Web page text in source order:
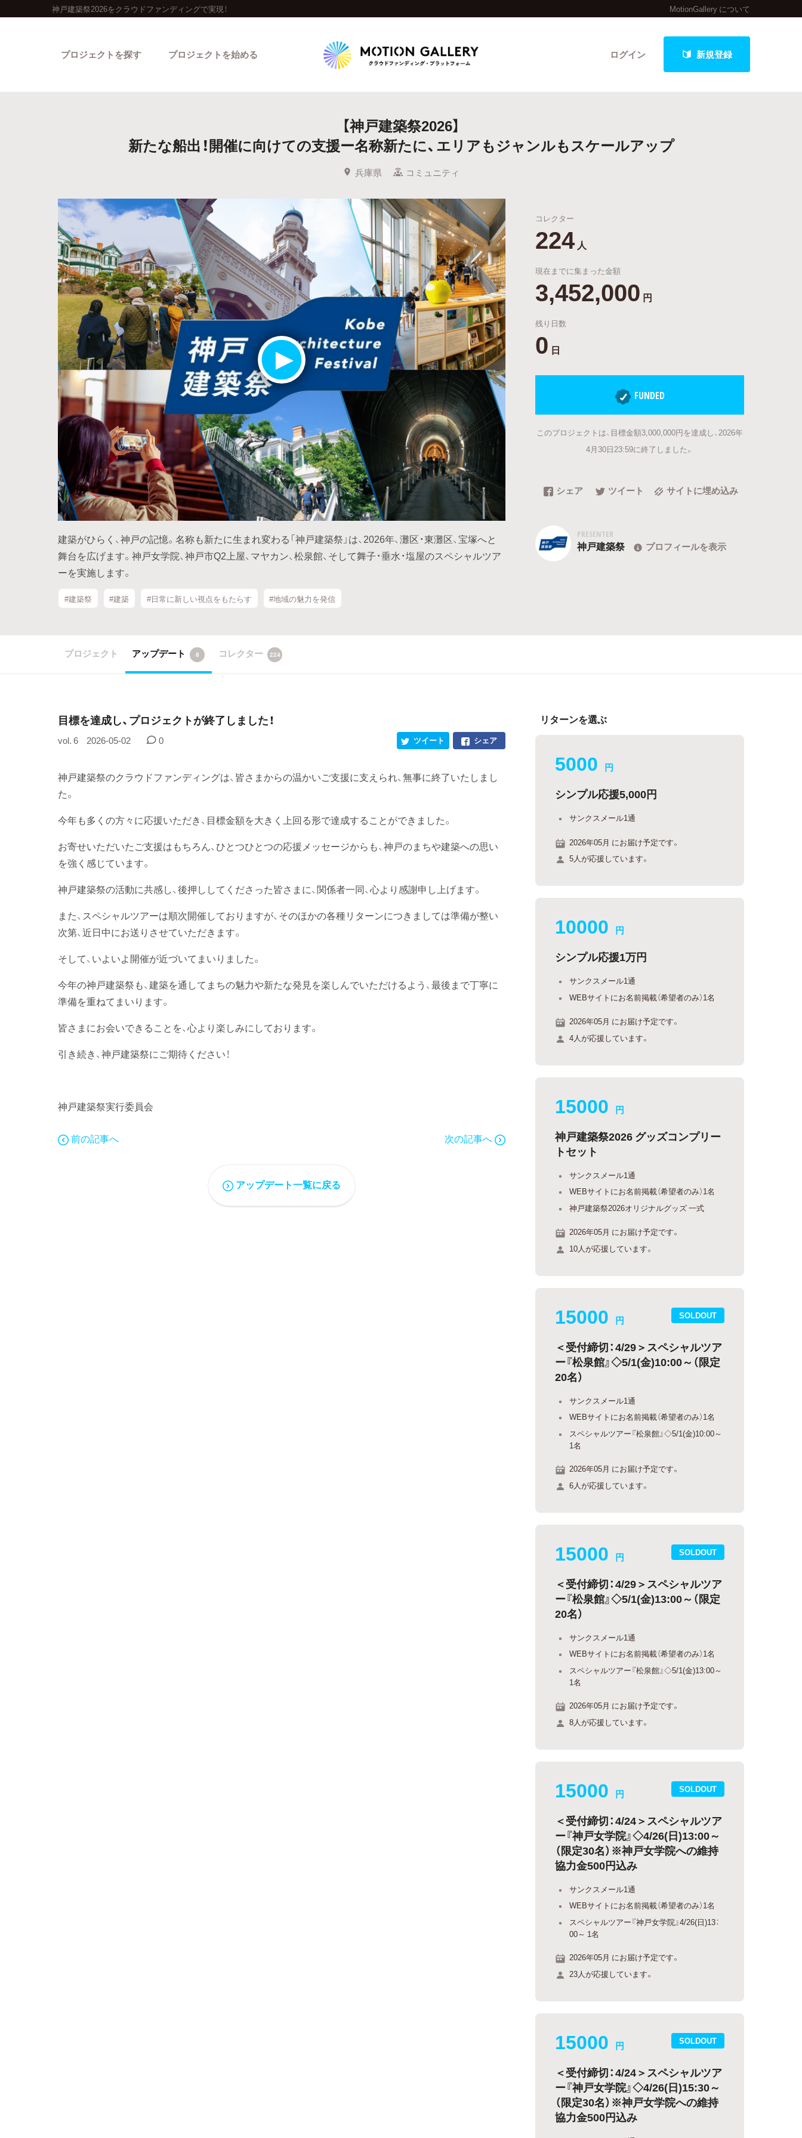
神戸建築祭2026をクラウドファンディングで実現！ MotionGallery について
ログイン 新規登録
プロジェクトを探す
新着プロジェクト
Feature
カテゴリーから探す キュレーターから探す 特集から探す
Legendary
最新達成プロジェクト 調達額が大きいプロジェクト
プロジェクトを始める
【神戸建築祭2026】
新たな船出！開催に向けての支援ー名称新たに、エリアもジャンルもスケールアップ
兵庫県 コミュニティ
建築がひらく、神戸の記憶。名称も新たに生まれ変わる「神戸建築祭」は、2026年、灘区・東灘区、宝塚へと
舞台を広げます。神戸女学院、神戸市Q2上屋、マヤカン、松泉館、そして舞子・垂水・塩屋のスペシャルツア
ーを実施します。
#建築祭 #建築 #日常に新しい視点をもたらす #地域の魅力を発信
コレクター
224 人
現在までに集まった金額
3,452,000 円
残り日数
0 日
FUNDED
このプロジェクトは、目標金額3,000,000円を達成し、2026年
4月30日23:59に終了しました。
シェア ツイート サイトに埋め込み
PRESENTER
神戸建築祭 プロフィールを表示
プロジェクト アップデート 8 コレクター 224
目標を達成し、プロジェクトが終了しました！
vol. 6 2026-05-02 0 シェア
ツイート
神戸建築祭のクラウドファンディングは、皆さまからの温かいご支援に支えられ、無事に終了いたしまし
た。
今年も多くの方々に応援いただき、目標金額を大きく上回る形で達成することができました。
お寄せいただいたご支援はもちろん、ひとつひとつの応援メッセージからも、神戸のまちや建築への思い
を強く感じています。
神戸建築祭の活動に共感し、後押ししてくださった皆さまに、関係者一同、心より感謝申し上げます。
また、スペシャルツアーは順次開催しておりますが、そのほかの各種リターンにつきましては準備が整い
次第、近日中にお送りさせていただきます。
そして、いよいよ開催が近づいてまいりました。
今年の神戸建築祭も、建築を通してまちの魅力や新たな発見を楽しんでいただけるよう、最後まで丁寧に
準備を重ねてまいります。
皆さまにお会いできることを、心より楽しみにしております。
引き続き、神戸建築祭にご期待ください！
神戸建築祭実行委員会
前の記事へ 次の記事へ
アップデート一覧に戻る
リターンを選ぶ
5000 円
シンプル応援5,000円
サンクスメール1通
2026年05月 にお届け予定です。
5人が応援しています。
10000 円
シンプル応援1万円
サンクスメール1通
WEBサイトにお名前掲載（希望者のみ）1名
2026年05月 にお届け予定です。
4人が応援しています。
15000 円
神戸建築祭2026 グッズコンプリー
トセット
サンクスメール1通
WEBサイトにお名前掲載（希望者のみ）1名
神戸建築祭2026オリジナルグッズ 一式
2026年05月 にお届け予定です。
10人が応援しています。
SOLDOUT
15000 円
＜受付締切：4/29＞スペシャルツア
ー『松泉館』◇5/1(金)10:00～（限定
20名）
サンクスメール1通
WEBサイトにお名前掲載（希望者のみ）1名
スペシャルツアー『松泉館』◇5/1(金)10:00～
1名
2026年05月 にお届け予定です。
6人が応援しています。
SOLDOUT
15000 円
＜受付締切：4/29＞スペシャルツア
ー『松泉館』◇5/1(金)13:00～（限定
20名）
サンクスメール1通
WEBサイトにお名前掲載（希望者のみ）1名
スペシャルツアー『松泉館』◇5/1(金)13:00～
1名
2026年05月 にお届け予定です。
8人が応援しています。
SOLDOUT
15000 円
＜受付締切：4/24＞スペシャルツア
ー『神戸女学院』◇4/26(日)13:00～
（限定30名）※神戸女学院への維持
協力金500円込み
サンクスメール1通
WEBサイトにお名前掲載（希望者のみ）1名
スペシャルツアー『神戸女学院』4/26(日)13：
00～ 1名
2026年05月 にお届け予定です。
23人が応援しています。
SOLDOUT
15000 円
＜受付締切：4/24＞スペシャルツア
ー『神戸女学院』◇4/26(日)15:30～
（限定30名）※神戸女学院への維持
協力金500円込み